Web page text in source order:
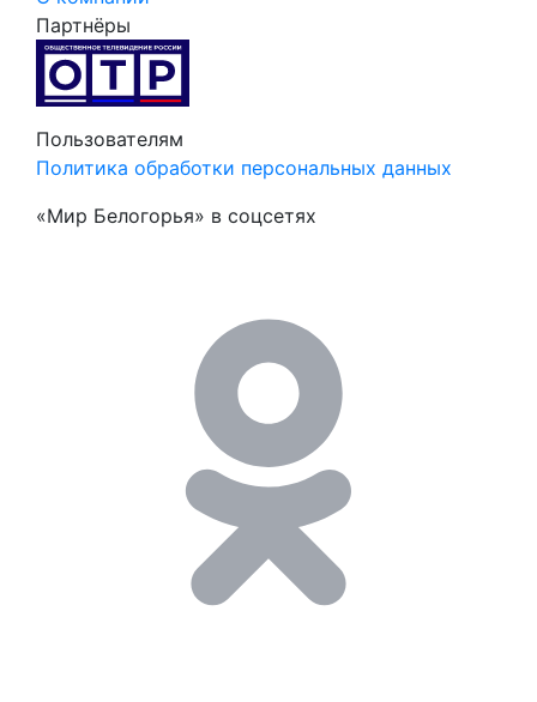
Партнёры
Пользователям
Политика обработки персональных данных
«Мир Белогорья» в соцсетях